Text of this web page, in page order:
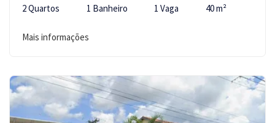
2 Quartos 1 Banheiro 1 Vaga 40 m²
Mais informações